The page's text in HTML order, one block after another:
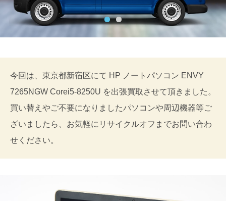
今回は、東京都新宿区にて HP ノートパソコン ENVY
7265NGW Corei5-8250U を出張買取させて頂きました。
買い替えやご不要になりましたパソコンや周辺機器等ご
ざいましたら、お気軽にリサイクルオフまでお問い合わ
せください。